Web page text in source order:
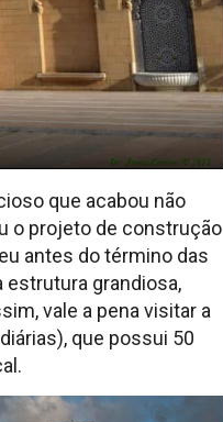
que acabou não
o projeto de construção
antes do término das
estrutura grandiosa,
vale a pena visitar a
que possui 50